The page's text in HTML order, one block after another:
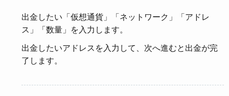
出金したい「仮想通貨」「ネットワーク」「アドレ
ス」「数量」を入力します。
出金したいアドレスを入力して、次へ進むと出金が完
了します。